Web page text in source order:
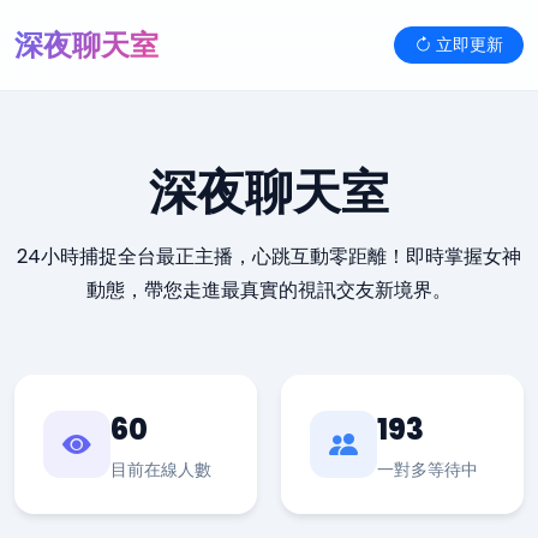
深夜聊天室 立即更新
深夜聊天室
24小時捕捉全台最正主播，心跳互動零距離！即時掌握女神
動態，帶您走進最真實的視訊交友新境界。
60
目前在線人數
193
一對多等待中